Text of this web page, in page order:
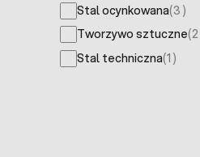
Stal ocynkowana(3 )
Tworzywo sztuczne(2
Stal techniczna(1 )